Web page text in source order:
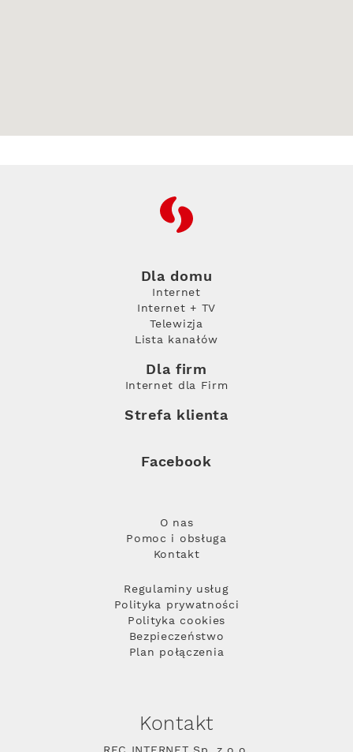
RFC
Dla domu
Internet
Internet + TV
Telewizja
Lista kanałów
Dla firm
Internet dla Firm
Strefa klienta
Facebook
O nas
Pomoc i obsługa
Kontakt
Regulaminy usług
Polityka prywatności
Polityka cookies
Bezpieczeństwo
Plan połączenia
Kontakt